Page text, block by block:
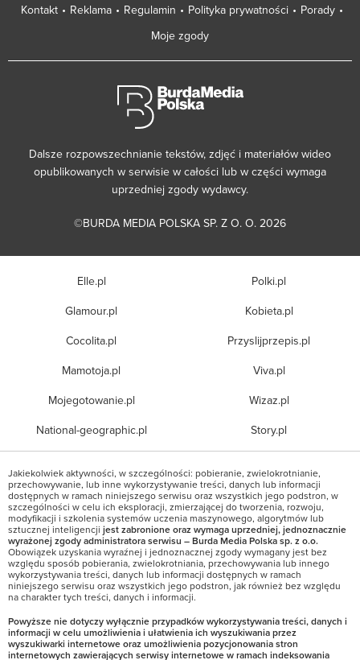
Kontakt Reklama Regulamin Polityka prywatności
Porady
Moje zgody
Dalsze rozpowszechnianie tekstów, zdjęć i materiałów wideo
opublikowanych w serwisie w całości lub w części wymaga
uprzedniej zgody wydawcy.
©BURDA MEDIA POLSKA SP. Z O. O. 2026
Elle.pl
Glamour.pl
Cocolita.pl
Mamotoja.pl
Mojegotowanie.pl
National-geographic.pl
Polki.pl
Kobieta.pl
Przyslijprzepis.pl
Viva.pl
Wizaz.pl
Story.pl
Jakiekolwiek aktywności, w szczególności: pobieranie, zwielokrotnianie,
przechowywanie, lub inne wykorzystywanie treści, danych lub informacji
dostępnych w ramach niniejszego serwisu oraz wszystkich jego podstron, w
szczególności w celu ich eksploracji, zmierzającej do tworzenia, rozwoju,
modyfikacji i szkolenia systemów uczenia maszynowego, algorytmów lub
sztucznej inteligencji jest zabronione oraz wymaga uprzedniej, jednoznacznie
wyrażonej zgody administratora serwisu – Burda Media Polska sp. z o.o.
Obowiązek uzyskania wyraźnej i jednoznacznej zgody wymagany jest bez
względu sposób pobierania, zwielokrotniania, przechowywania lub innego
wykorzystywania treści, danych lub informacji dostępnych w ramach
niniejszego serwisu oraz wszystkich jego podstron, jak również bez względu
na charakter tych treści, danych i informacji.
Powyższe nie dotyczy wyłącznie przypadków wykorzystywania treści, danych i
informacji w celu umożliwienia i ułatwienia ich wyszukiwania przez
wyszukiwarki internetowe oraz umożliwienia pozycjonowania stron
internetowych zawierających serwisy internetowe w ramach indeksowania